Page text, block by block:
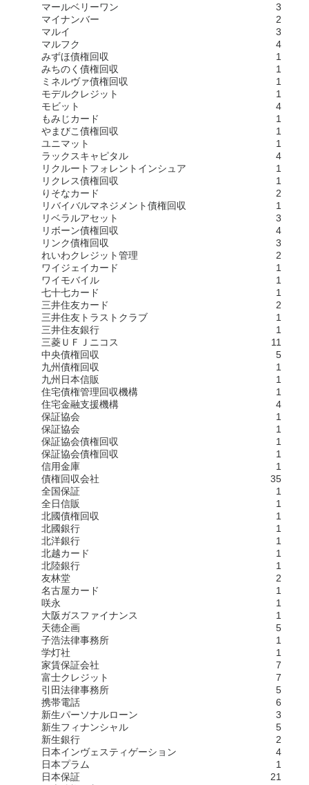
マールベリーワン
3
マイナンバー
2
マルイ
3
マルフク
4
みずほ債権回収
1
みちのく債権回収
1
ミネルヴァ債権回収
1
モデルクレジット
1
モビット
4
もみじカード
1
やまびこ債権回収
1
ユニマット
1
ラックスキャピタル
4
リクルートフォレントインシュア
1
リクレス債権回収
1
りそなカード
2
リバイバルマネジメント債権回収
1
リベラルアセット
3
リボーン債権回収
4
リンク債権回収
3
れいわクレジット管理
2
ワイジェイカード
1
ワイモバイル
1
七十七カード
1
三井住友カード
2
三井住友トラストクラブ
1
三井住友銀行
1
三菱ＵＦＪニコス
11
中央債権回収
5
九州債権回収
1
九州日本信販
1
住宅債権管理回収機構
1
住宅金融支援機構
4
保証協会
1
保証協会
1
保証協会債権回収
1
保証協会債権回収
1
信用金庫
1
債権回収会社
35
全国保証
1
全日信販
1
北國債権回収
1
北國銀行
1
北洋銀行
1
北越カード
1
北陸銀行
1
友林堂
2
名古屋カード
1
咲永
1
大阪ガスファイナンス
1
天徳企画
5
子浩法律事務所
1
学灯社
1
家賃保証会社
7
富士クレジット
7
引田法律事務所
5
携帯電話
6
新生パーソナルローン
3
新生フィナンシャル
5
新生銀行
2
日本インヴェスティゲーション
4
日本プラム
1
日本保証
21